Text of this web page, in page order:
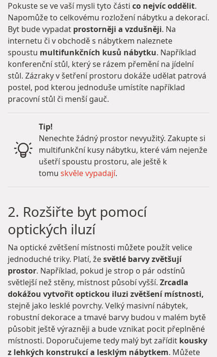
Pokuste se ve vaší mysli tyto části co nejvíc oddělit.
Napomůže to celkovému rozložení nábytku a dekorací.
Byt bude vypadat prostorněji a vzdušněji. Na
internetu či v obchodě s nábytkem naleznete
spoustu multifunkčních kusů nábytku. Například
konferenční stůl, který se rázem přemění na jídelní
stůl. Zázraky v šetření prostoru dokáže udělat patrová
postel, pod kterou jednoduše umístíte například
pracovní stůl či menší gauč.
Tip!
Nenechte žádný prostor nevyužitý. Zakupte si
multifunkční kusy nábytku, které vám nejenže
ušetří spoustu prostoru, ale ještě k
tomu skvěle vypadají.
2. Rozšiřte byt pomocí
optických iluzí
Na optické zvětšení místnosti můžete použít velice
jednoduché triky. Platí, žesvětlé barvy zvětšují
prostor. Například, pokud je strop o pár odstínů
světlejší než stěny, místnost působí vyšší. Zrcadla
dokážou vytvořit optickou iluzi zvětšení místnosti,
stejně jako lesklé povrchy. Velký masivní nábytek,
robustní dekorace a tmavé barvy budou v malém bytě
působit ještě výrazněji a bude vznikat pocit přeplněné
místnosti. Doporučujeme tedy malý byt zařídit kousky
z lehkých konstrukcí a lesklým nábytkem. Můžete